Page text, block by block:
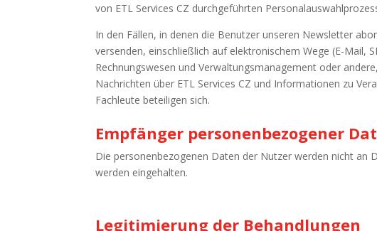
von ETL Services CZ durchgeführten
In den Fällen, in denen die Benutzer unseren Newsletter
versenden, einschließlich auf elektronischem Wege (E-Mail,
Rechnungswesen und Verwaltungsmanagement oder
Nachrichten über ETL Services CZ und Informationen zu
Fachleute beteiligen sich.
Empfänger personenbezogener
Die personenbezogenen Daten der Nutzer werden nicht an
werden eingehalten.
Legitimierung der Behandlungen